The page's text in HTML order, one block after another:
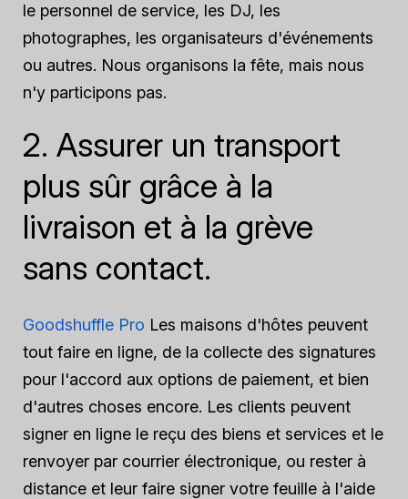
le personnel de service, les DJ, les
photographes, les organisateurs d'événements
ou autres. Nous organisons la fête, mais nous
n'y participons pas.
2. Assurer un transport
plus sûr grâce à la
livraison et à la grève
sans contact.
Goodshuffle Pro Les maisons d'hôtes peuvent
tout faire en ligne, de la collecte des signatures
pour l'accord aux options de paiement, et bien
d'autres choses encore. Les clients peuvent
signer en ligne le reçu des biens et services et le
renvoyer par courrier électronique, ou rester à
distance et leur faire signer votre feuille à l'aide